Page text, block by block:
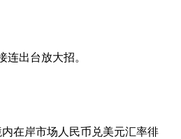
连出台放大招。
在岸市场人民币兑美元汇率徘